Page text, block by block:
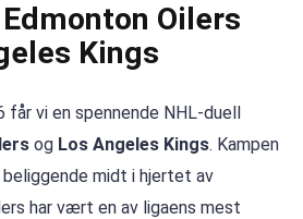
Oilers
Kings
får vi en spennende NHL-duell
og Los Angeles Kings. Kampen
midt i hjertet av
har vært en av ligaens mest